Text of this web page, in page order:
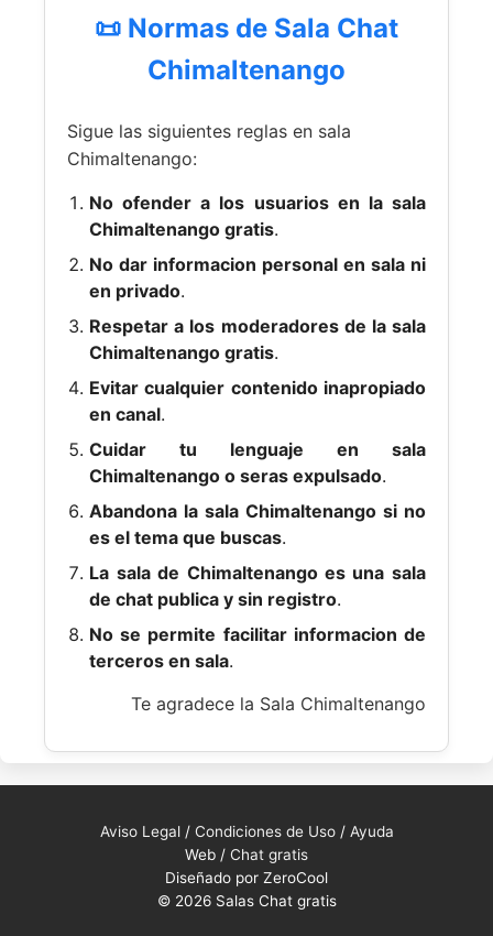
📜 Normas de Sala Chat
Chimaltenango
Sigue las siguientes reglas en sala
Chimaltenango:
No ofender a los usuarios en la sala
Chimaltenango gratis.
No dar informacion personal en sala ni
en privado.
Respetar a los moderadores de la sala
Chimaltenango gratis.
Evitar cualquier contenido inapropiado
en canal.
Cuidar tu lenguaje en sala
Chimaltenango o seras expulsado.
Abandona la sala Chimaltenango si no
es el tema que buscas.
La sala de Chimaltenango es una sala
de chat publica y sin registro.
No se permite facilitar informacion de
terceros en sala.
Te agradece la Sala Chimaltenango
Aviso Legal/ Condiciones de Uso/ Ayuda
Web / Chat gratis
Diseñado por ZeroCool
© 2026 Salas Chat gratis